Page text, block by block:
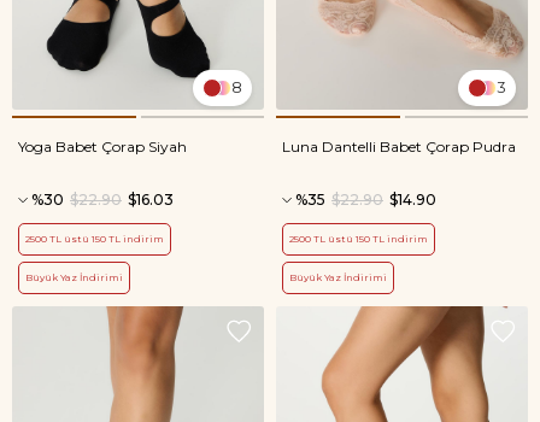
8
Yoga Babet Çorap Siyah
%30 $16.03
$22.90
2500 TL üstü 150 TL indirim
Büyük Yaz İndirimi
3
Luna Dantelli Babet Çorap Pudra
%35 $14.90
$22.90
2500 TL üstü 150 TL indirim
Büyük Yaz İndirimi